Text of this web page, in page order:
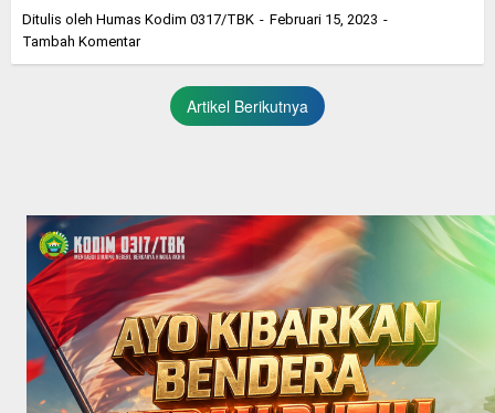
Ditulis oleh Humas Kodim 0317/TBK
Februari 15, 2023
Tambah Komentar
Artikel Berikutnya